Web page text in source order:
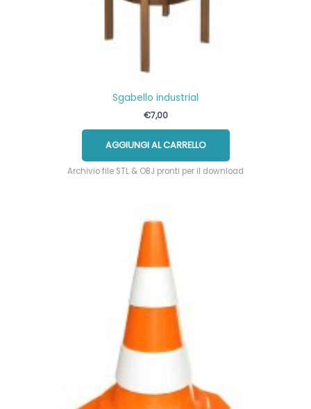
Sgabello industrial
€7,00
AGGIUNGI AL CARRELLO
Archivio file STL & OBJ pronti per il download